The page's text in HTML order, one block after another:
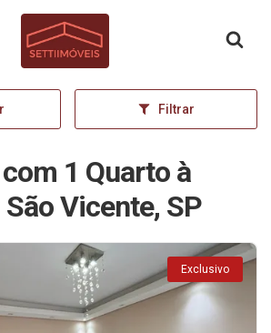
Página inicial
Filtrar
1 Quarto à
Vicente, SP
Exclusivo